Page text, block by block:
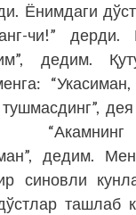
Ёнимдаги
чи!”
дедим.
дедим.
синовли
ташлаб